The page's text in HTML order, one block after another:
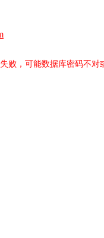
败，可能数据库密码不对